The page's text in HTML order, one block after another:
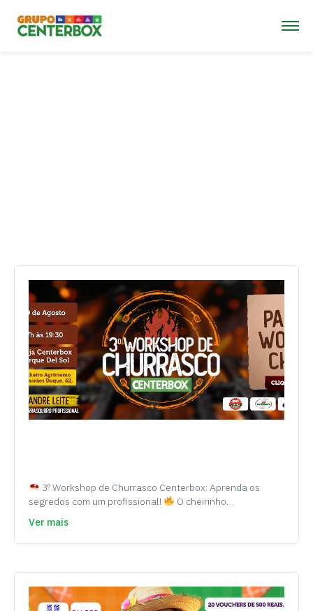
3º Workshop de Churrasco Centerbox: Aprenda os
segredos com um profissional!
O cheirinho…
Ver mais